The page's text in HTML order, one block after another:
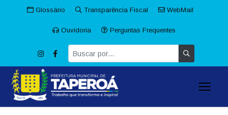
Glossário Transparência Fiscal WebMail
Ouvidoria Perguntas Frequentes